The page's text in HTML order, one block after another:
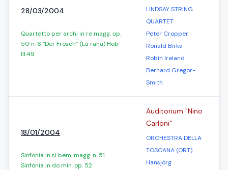
28/03/2004
Quartetto per archi in re magg. op.
50 n. 6 “Der Frosch” (La rana) Hob
III:49
LINDSAY STRING
QUARTET
Peter Cropper
Ronald Birks
Robin Ireland
Bernard Gregor-
Smith
18/01/2004
Sinfonia in si bem. magg. n. 51
Sinfonia in do min. op. 52
Auditorium "Nino
Carloni"
ORCHESTRA DELLA
TOSCANA (ORT)
Hansjörg